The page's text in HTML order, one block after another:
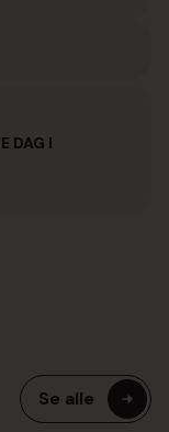
DAG I
Se alle